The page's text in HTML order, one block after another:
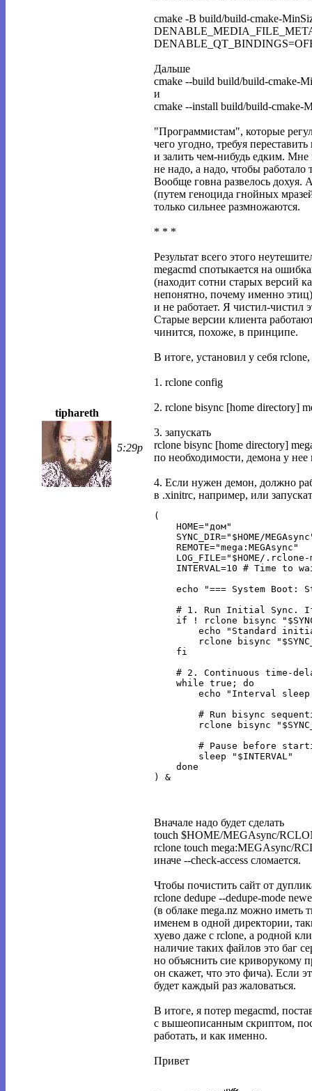
tiphareth
5:29p
cmake -B build/build-cmake-
Дальше
cmake --build build/build-cmake-
и
cmake --install build/build-cmake-
"Программистам", которые
чего угодно, требуя
и залить чем-нибудь едким.
не надо, а надо, чтобы работало
Вообще говна развелось дохуя.
(путем геноцида гнойных
только сильнее размножаются.
* * *
Результат всего этого
megacmd спотыкается на
(находит сотни старых версий
непонятно, почему именно
и не работает. Я чистил-чистил
Старые версии клиента
чинится, похоже, в принципе.
В итоге, установил у себя
1. rclone config
2. rclone bisync [home directory]
3. запускать
rclone bisync [home directory]
по необходимости, демона у нее
4. Если нужен демон, должно
в .xinitrc, например, или
(
    HOME="дом"
SYNC_DIR="$HOME/
    REMOTE="mega:MEGAsync"
LOG_FILE="$HOME/
INTERVAL=10 # Time to
echo "=== System Boot:
# 1. Run Initial Sync.
if ! rclone bisync
echo "Standard
rclone bisync
    fi
# 2. Continuous time-
    while true; do
echo "Interval
# Run bisync
rclone bisync
# Pause before
        sleep "$INTERVAL"
    done
Вначале надо будет сделать
touch $HOME/MEGAsync/
rclone touch mega:MEGAsync/
иначе --check-access сломается.
Чтобы почистить сайт от
rclone dedupe --dedupe-mode
(в облаке mega.nz можно иметь
именем в одной директории,
хуево даже с rclone, а родной
наличие таких файлов это баг
но объяснить сие криворукому
он скажет, что это фича). Если
будет каждый раз жаловаться.
В итоге, я потер megacmd,
с вышеописанным скриптом,
работать, и как именно.
Привет